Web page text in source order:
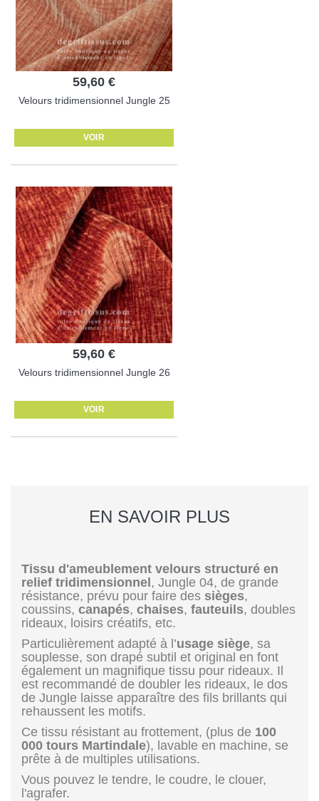
59,60 €
Velours tridimensionnel Jungle 25
VOIR
59,60 €
Velours tridimensionnel Jungle 26
VOIR
EN SAVOIR PLUS
Tissu d'ameublement velours structuré en
relief tridimensionnel, Jungle 04, de grande
résistance, prévu pour faire des sièges,
coussins, canapés, chaises, fauteuils, doubles
rideaux, loisirs créatifs, etc.
Particulièrement adapté à l’usage siège, sa
souplesse, son drapé subtil et original en font
également un magnifique tissu pour rideaux. Il
est recommandé de doubler les rideaux, le dos
de Jungle laisse apparaître des fils brillants qui
rehaussent les motifs.
Ce tissu résistant au frottement, (plus de 100
000 tours Martindale), lavable en machine, se
prête à de multiples utilisations.
Vous pouvez le tendre, le coudre, le clouer,
l'agrafer.